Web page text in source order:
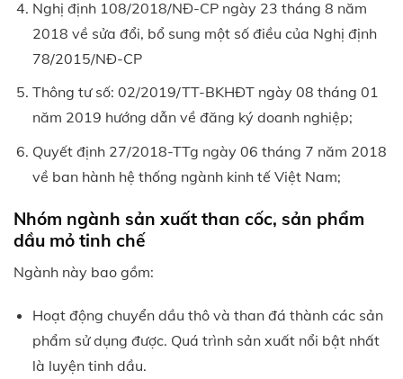
Nghị định 108/2018/NĐ-CP ngày 23 tháng 8 năm
2018 về sửa đổi, bổ sung một số điều của Nghị định
78/2015/NĐ-CP
Thông tư số: 02/2019/TT-BKHĐT ngày 08 tháng 01
năm 2019 hướng dẫn về đăng ký doanh nghiệp;
Quyết định 27/2018-TTg ngày 06 tháng 7 năm 2018
về ban hành hệ thống ngành kinh tế Việt Nam;
Nhóm ngành sản xuất than cốc, sản phẩm
dầu mỏ tinh chế
Ngành này bao gồm:
Hoạt động chuyển dầu thô và than đá thành các sản
phẩm sử dụng được. Quá trình sản xuất nổi bật nhất
là luyện tinh dầu.